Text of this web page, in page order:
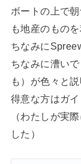
ボートの上で
も地産のもの
ちなみに
ちなみに漕い
も）が色々と
得意な方はガ
（わたしが実
した）